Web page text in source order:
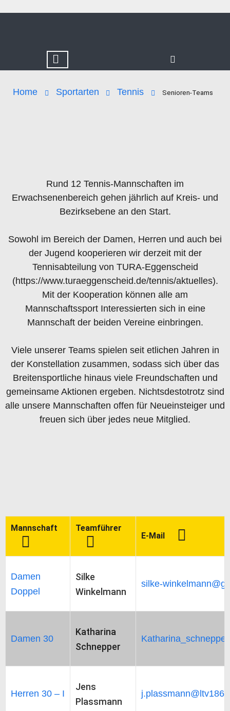
Home Sportarten Tennis Senioren-Teams
Rund 12 Tennis-Mannschaften im
Erwachsenenbereich gehen jährlich auf Kreis- und
Bezirksebene an den Start.
Sowohl im Bereich der Damen, Herren und auch bei
der Jugend kooperieren wir derzeit mit der
Tennisabteilung von TURA-Eggenscheid
(https://www.turaeggenscheid.de/tennis/aktuelles).
Mit der Kooperation können alle am
Mannschaftssport Interessierten sich in eine
Mannschaft der beiden Vereine einbringen.
Viele unserer Teams spielen seit etlichen Jahren in
der Konstellation zusammen, sodass sich über das
Breitensportliche hinaus viele Freundschaften und
gemeinsame Aktionen ergeben. Nichtsdestotrotz sind
alle unsere Mannschaften offen für Neueinsteiger und
freuen sich über jedes neue Mitglied.
Mannschaft
Teamführer
E-Mail
Damen
Doppel
Silke
Winkelmann
silke-
Damen 30
Katharina
Schnepper
Herren 30 – I
Jens
Plassmann